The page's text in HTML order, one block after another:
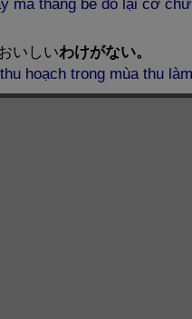
mà thằng bé đó lại cơ
いしいわけがない。
hoạch trong mùa thu